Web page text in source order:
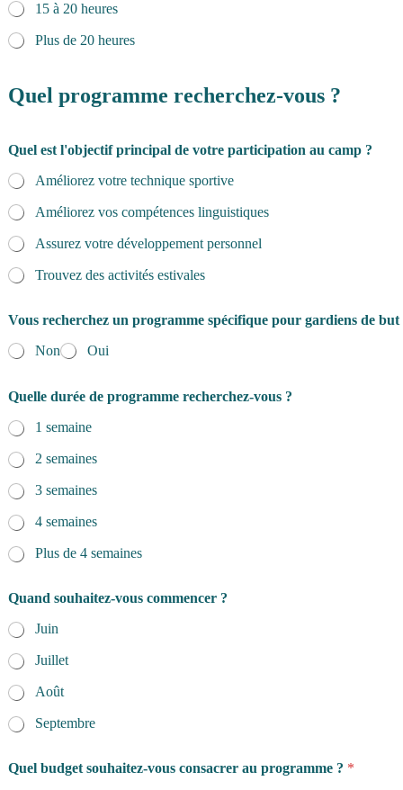
15 à 20 heures
Plus de 20 heures
Quel programme recherchez-vous ?
Quel est l'objectif principal de votre participation au camp ?
Améliorez votre technique sportive
Améliorez vos compétences linguistiques
Assurez votre développement personnel
Trouvez des activités estivales
Vous recherchez un programme spécifique pour gardiens de but
Non
Oui
Quelle durée de programme recherchez-vous ?
1 semaine
2 semaines
3 semaines
4 semaines
Plus de 4 semaines
Quand souhaitez-vous commencer ?
Juin
Juillet
Août
Septembre
Quel budget souhaitez-vous consacrer au programme ? *